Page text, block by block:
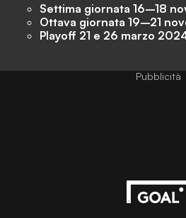
Settima giornata 16–18
Ottava giornata 19–21
Playoff 21 e 26 marzo
Pubblicità